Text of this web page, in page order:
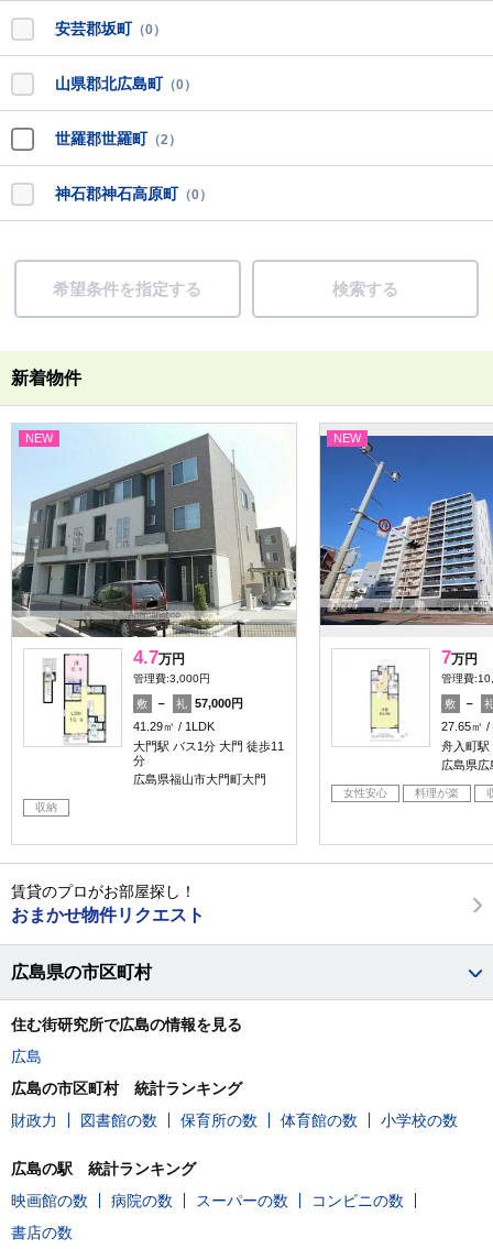
安芸郡坂町 （0）
山県郡北広島町 （0）
世羅郡世羅町 （2）
神石郡神石高原町 （0）
希望条件を指定する 検索する
新着物件
NEW
4.7万円
管理費:3,000円
敷 － 礼
57,000円
41.29㎡
1LDK
大門駅 バス1分 大門 徒歩11
分
広島県福山市大門町大門
収納
NEW
7万円
管理費
敷 －
27.65㎡
舟入町駅
広島県
女性安心 料理が楽
賃貸のプロがお部屋探し！
おまかせ物件リクエスト
広島県の市区町村
住む街研究所で広島の情報を見る
広島
広島の市区町村 統計ランキング
財政力
図書館の数 保育所の数 体育館の数 小学校の数
広島の駅 統計ランキング
映画館の数
病院の数 スーパーの数
コンビニの数
書店の数